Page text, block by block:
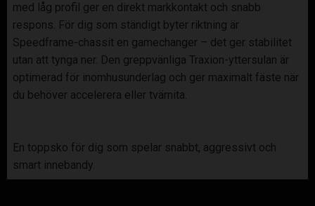
med låg profil ger en direkt markkontakt och snabb
respons. För dig som ständigt byter riktning är
Speedframe-chassit en gamechanger – det ger stabilitet
utan att tynga ner. Den greppvänliga Traxion-yttersulan är
optimerad för inomhusunderlag och ger maximalt fäste när
du behöver accelerera eller tvärnita.
En toppsko för dig som spelar snabbt, aggressivt och
smart innebandy.